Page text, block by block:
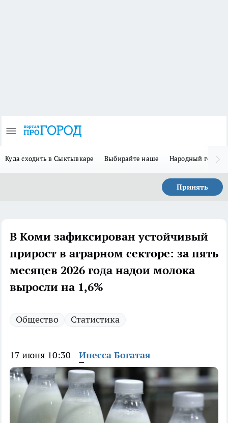
Куда сходить в Сыктывкаре Выбирайте наше Народный герой-
Принять
В Коми зафиксирован устойчивый
прирост в аграрном секторе: за пять
месяцев 2026 года надои молока
выросли на 1,6%
Общество Статистика
17 июня 10:30 Инесса Богатая